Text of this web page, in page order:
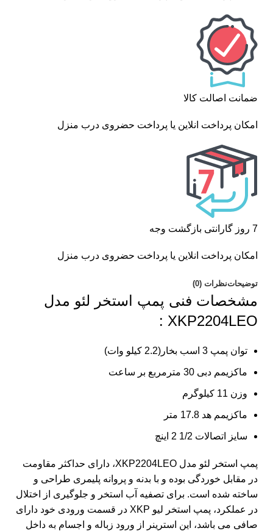
ضمانت اصالت کالا
امکان پرداخت انلاین یا پرداخت حضروی درب منزل
7 روز گارانتی بازگشت وجه
امکان پرداخت انلاین یا پرداخت حضروی درب منزل
توضیحاتنظرات (0)
مشخصات فنی پمپ استخر لئو مدل
XKP2204LEO :
توان پمپ 3 اسب بخار(2.2 کیلو وات)
ماکزیمم دبی 30 مترمربع بر ساعت
وزن 11 کیلوگرم
ماکزیمم هد 17.8 متر
سایز اتصالات 1/2 2 اینچ
پمپ استخر لئو مدل XKP2204LEO، دارای حداکثر مقاومت
در مقابل خوردگی بوده و با بدنه و پروانه پلیمری طراحی و
ساخته شده است. برای تصفیه آب استخر و جلوگیری از اختلال
در عملکرد، پمپ استخر
لیو XKP در قسمت ورودی خود دارای
صافی می باشد، این استرینر از ورود زباله و اجسام به داخل